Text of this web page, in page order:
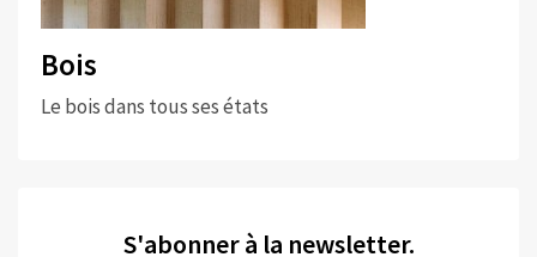
Bois
Le bois dans tous ses états
S'abonner à la newsletter.